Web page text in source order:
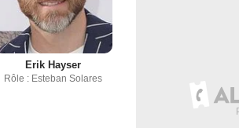
Erik Hayser
Rôle : Esteban Solares